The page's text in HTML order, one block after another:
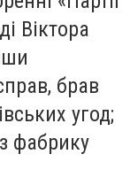
Віктора
брав
угод;
фабрику